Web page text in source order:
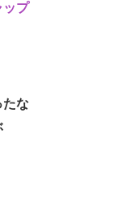
ップ
たな